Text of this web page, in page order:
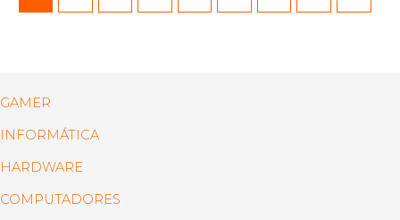
GAMER
INFORMÁTICA
HARDWARE
COMPUTADORES